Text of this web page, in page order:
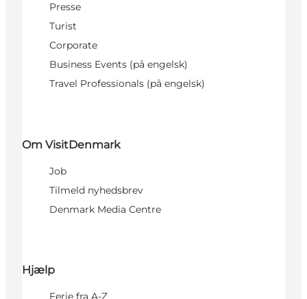
Presse
Turist
Corporate
Business Events (på engelsk)
Travel Professionals (på engelsk)
Om VisitDenmark
Job
Tilmeld nyhedsbrev
Denmark Media Centre
Hjælp
Ferie fra A-Z